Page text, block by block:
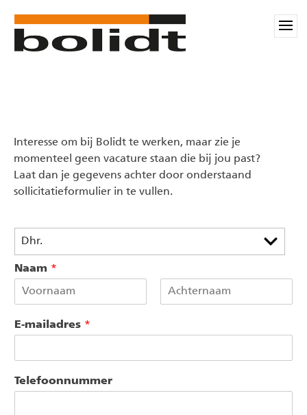
Interesse om bij Bolidt te werken, maar zie je
momenteel geen vacature staan die bij jou past?
Laat dan je gegevens achter door onderstaand
sollicitatieformulier in te vullen.
h
f
Dhr.
Naam *
E-mailadres *
Telefoonnummer